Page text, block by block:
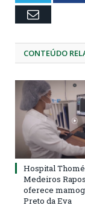
Email
CONTEÚDO
Hospital
Medeiros
oferece
Preto da Eva